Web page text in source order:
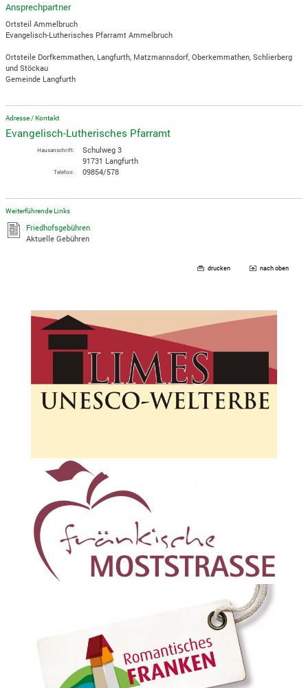
Ansprechpartner
Ortsteil Ammelbruch
Evangelisch-Lutherisches Pfarramt Ammelbruch
Ortsteile Dorfkemmathen, Langfurth, Matzmannsdorf, Oberkemmathen, Schlierberg
und Stöckau
Gemeinde Langfurth
Adresse / Kontakt
Evangelisch-Lutherisches Pfarramt
Hausanschrift:
Schulweg 3
91731 Langfurth
Telefon: 09854/578
Weiterführende Links
Friedhofsgebühren
Aktuelle Gebühren
drucken nach oben